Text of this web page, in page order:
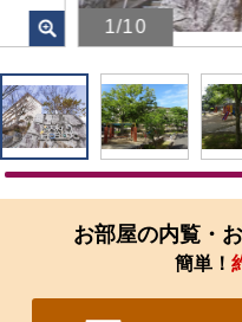
1/10
画
像
を
ク
リ
す
拡
お部屋の内覧・
簡単！